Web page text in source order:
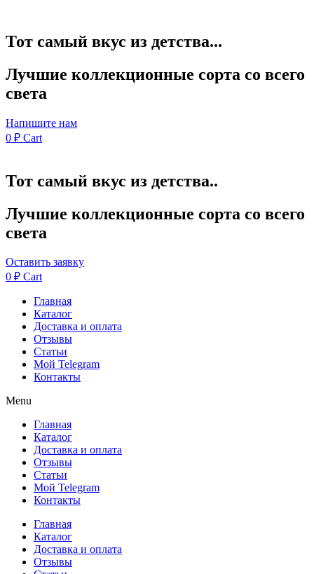
Тот самый вкус из детства...
Лучшие коллекционные сорта со всего
света
Напишите нам
0 ₽ Cart
Тот самый вкус из детства..
Лучшие коллекционные сорта со всего
света
Оставить заявку
0 ₽ Cart
Главная
Каталог
Доставка и оплата
Отзывы
Статьи
Мой Telegram
Контакты
Menu
Главная
Каталог
Доставка и оплата
Отзывы
Статьи
Мой Telegram
Контакты
Главная
Каталог
Доставка и оплата
Отзывы